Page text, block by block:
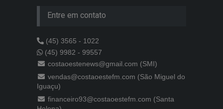
Entre em contato
(45) 3565 - 1022
(45) 9982 - 99557
costaoestenews@gmail.com (SMI)
vendas@costaoestefm.com (São Miguel do
Iguaçu)
financeiro93@costaoestefm.com (Santa